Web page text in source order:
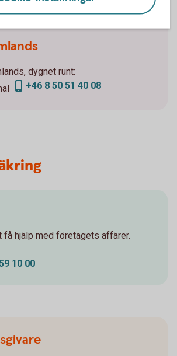
dygnet runt: .
dygnet runt:
+46 8 50 51 40 08
få hjälp med företagets affärer.
10 00